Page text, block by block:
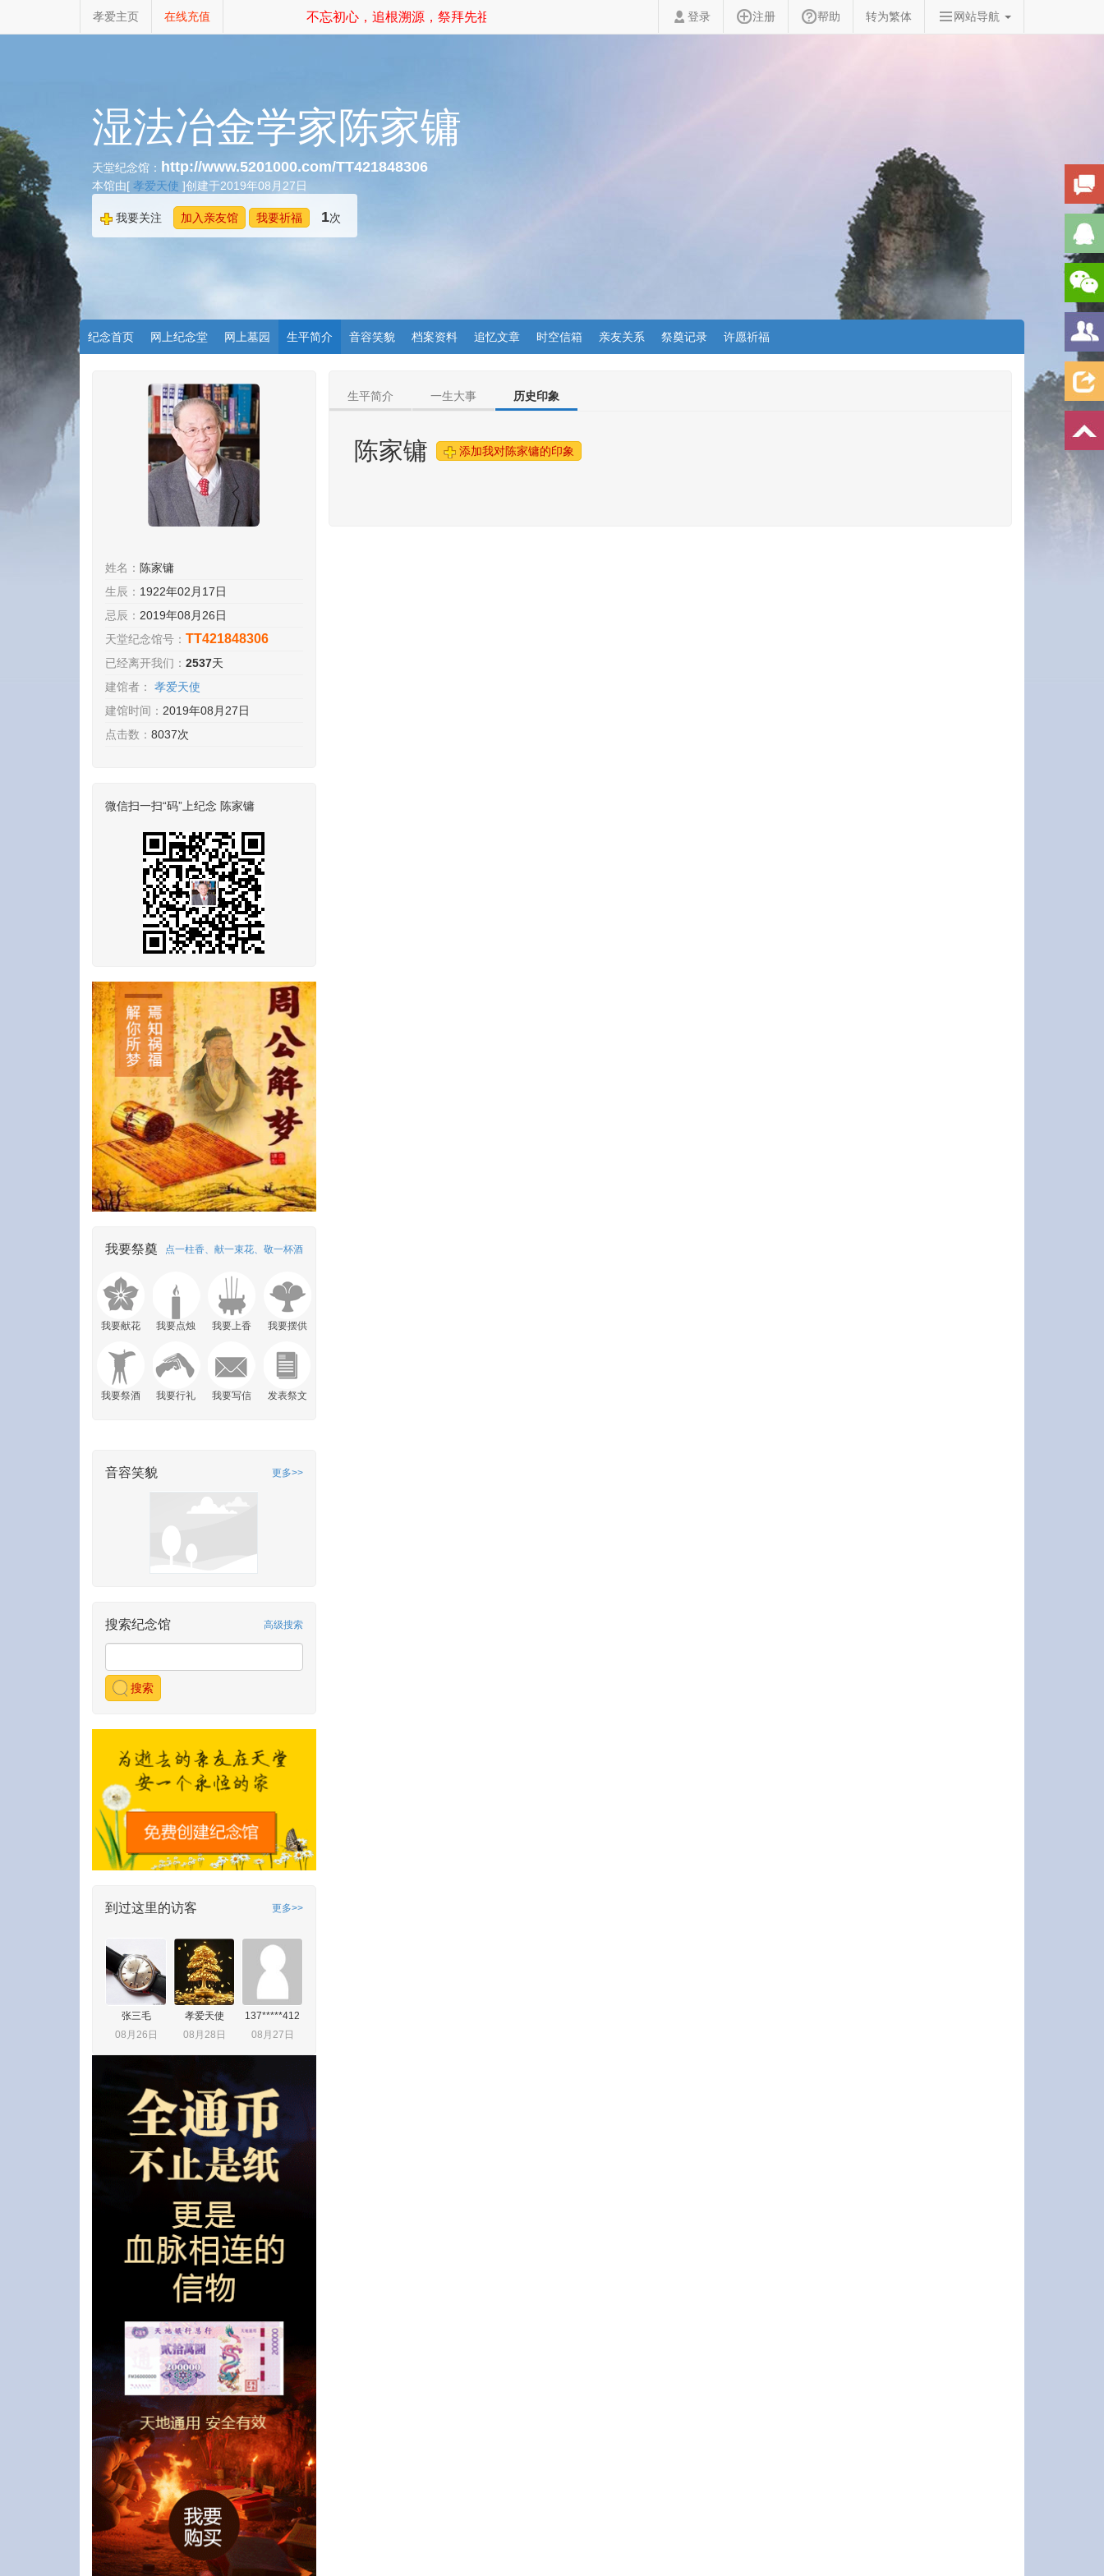
孝爱主页 在线充值 不忘初心，追根溯源，祭拜先祖，家道斐然！ 登录 注册 帮助 转为繁体 网站导航
湿法冶金学家陈家镛
天堂纪念馆： http://www.5201000.com/TT421848306
本馆由[ 孝爱天使 ]创建于2019年08月27日
我要关注 加入亲友馆 我要祈福 1次
纪念首页 网上纪念堂 网上墓园 生平简介 音容笑貌 档案资料 追忆文章 时空信箱 亲友关系 祭奠记录 许愿祈福
姓名： 陈家镛
生辰： 1922年02月17日
忌辰： 2019年08月26日
天堂纪念馆号： TT421848306
已经离开我们： 2537天
建馆者：
孝爱天使
建馆时间： 2019年08月27日
点击数： 8037次
微信扫一扫“码”上纪念 陈家镛
我要祭奠 点一柱香、献一束花、敬一杯酒
我要献花 我要点烛 我要上香 我要摆供
我要祭酒 我要行礼 我要写信 发表祭文
音容笑貌 更多>>
搜索纪念馆 高级搜索
搜索
到过这里的访客 更多>>
张三毛
08月26日
孝爱天使
08月28日
137*****412
08月27日
生平简介 一生大事 历史印象
陈家镛 添加我对陈家镛的印象